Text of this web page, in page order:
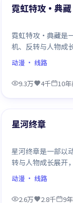
最新
霓虹特攻·典藏
霓虹特攻·典藏是
机、反转与人物成
看。
动漫 · 线路
9.3万 4千 10
最新
星河终章
星河终章是一部以
转与人物成长展开
动漫 · 线路
2.6万 2.8千 9